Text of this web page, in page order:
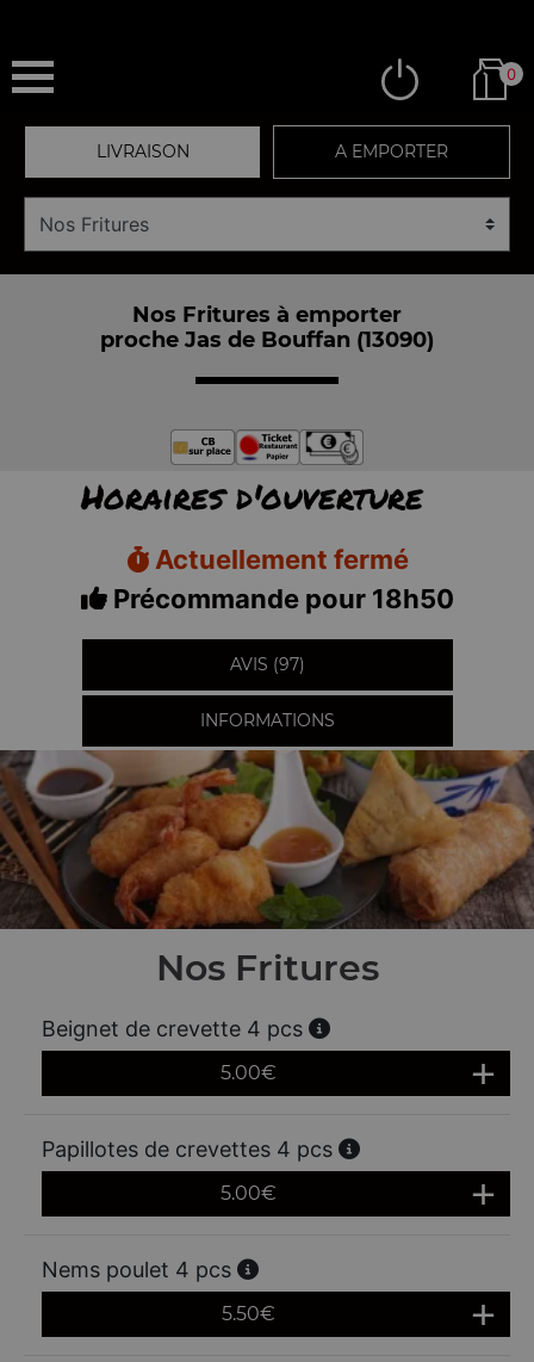
0
LIVRAISON A EMPORTER
Nos Fritures à emporter
proche Jas de Bouffan (13090)
Horaires d'ouverture
Actuellement fermé
Précommande pour 18h50
AVIS (97)
INFORMATIONS
Nos Fritures
Beignet de crevette 4 pcs
5.00€
Papillotes de crevettes 4 pcs
5.00€
Nems poulet 4 pcs
5.50€